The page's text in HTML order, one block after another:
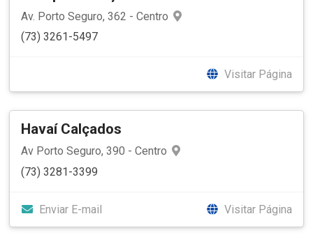
Av. Porto Seguro, 362 - Centro
(73) 3261-5497
Visitar Página
Havaí Calçados
Av Porto Seguro, 390 - Centro
(73) 3281-3399
Enviar E-mail Visitar Página